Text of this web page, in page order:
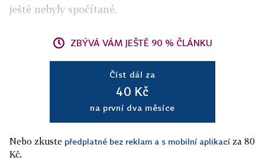
ještě nebyly spočítané.
ZBÝVÁ VÁM JEŠTĚ 90 % ČLÁNKU
Číst dál za
40 Kč
na první dva měsíce
Nebo zkuste předplatné bez reklam a s mobilní aplikací za 80
Kč.